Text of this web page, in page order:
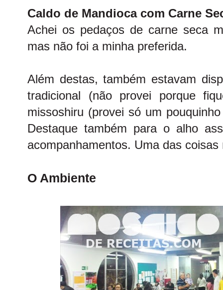
Caldo de Mandioca com Carne
Achei os pedaços de carne seca
mas não foi a minha preferida.
Além destas, também estavam
tradicional (não provei porque
missoshiru (provei só um
Destaque também para o alho
acompanhamentos. Uma das
O Ambiente